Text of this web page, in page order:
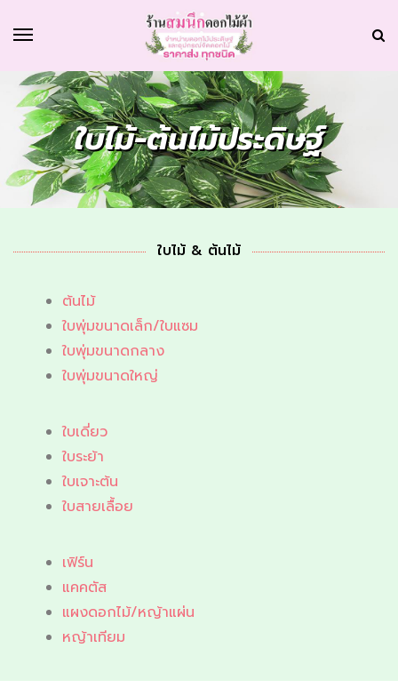
ใบไม้-ต้นไม้ประดิษฐ์
ใบไม้ & ต้นไม้
ต้นไม้
ใบพุ่มขนาดเล็ก/ใบแซม
ใบพุ่มขนาดกลาง
ใบพุ่มขนาดใหญ่
ใบเดี่ยว
ใบระย้า
ใบเจาะต้น
ใบสายเลื้อย
เฟิร์น
แคคตัส
แผงดอกไม้/หญ้าแผ่น
หญ้าเทียม